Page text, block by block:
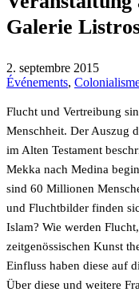
Galerie
2. septembre 2015
Événements,
Flucht und Vertreibung
Menschheit. Der Auszug
im Alten Testament
Mekka nach Medina
sind 60 Millionen
und Fluchtbilder finden
Islam? Wie werden
zeitgenössischen Kunst
Einfluss haben diese auf
Über diese und weitere